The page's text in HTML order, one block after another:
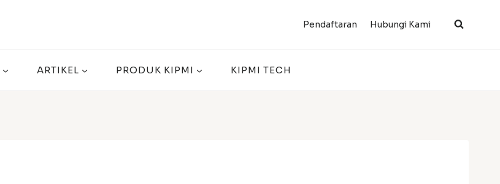
Pendaftaran Hubungi Kami
ARTIKEL PRODUK KIPMI KIPMI TECH